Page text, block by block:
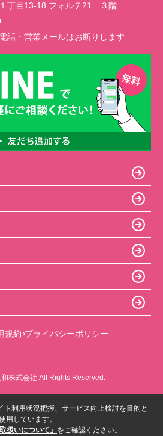
丁目13-18 フォルテ21 ３階
話・営業メールはお断りします
規約 プライバシーポリシー
株式会社 All Rights Reserved.
ト利用状況把握、サービス向上検討を目的と
用しています。
扱いについて」 をご確認ください。